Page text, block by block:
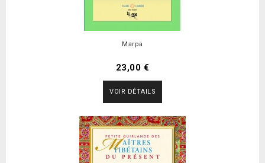
Marpa
23,00 €
VOIR DÉTAILS